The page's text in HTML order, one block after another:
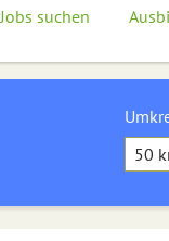
Jobs suchen
50